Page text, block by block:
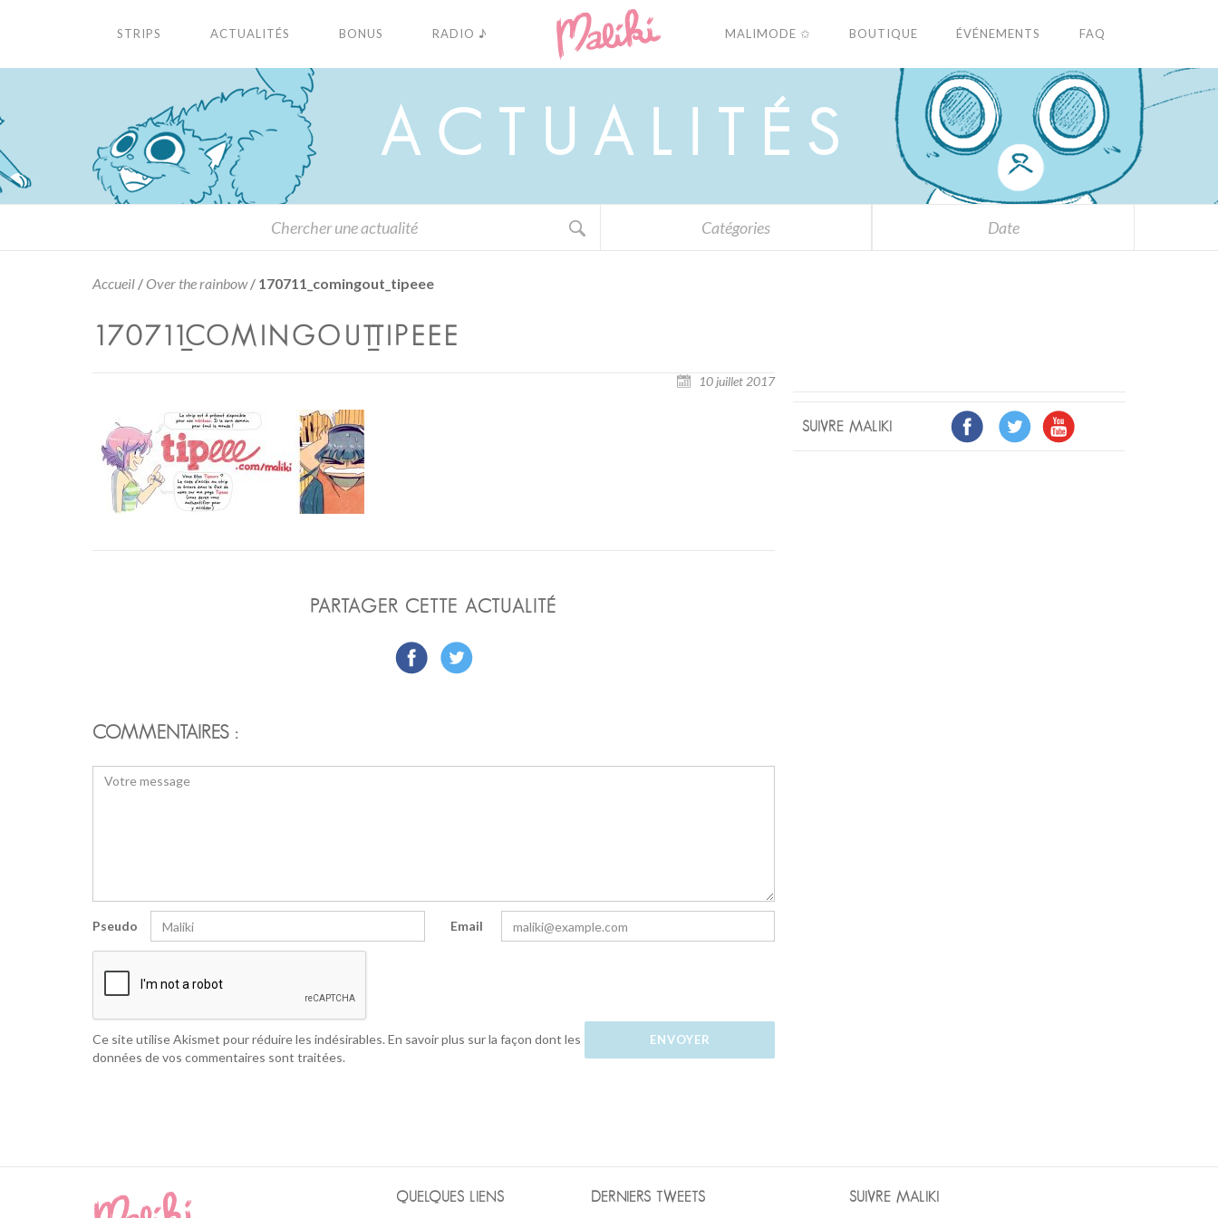
STRIPS ACTUALITÉS BONUS RADIO ♪ MALIMODE ✩ BOUTIQUE ÉVÉNEMENTS FAQ
A C U A L É S
Catégories Date
Accueil / Over the rainbow/ 170711_comingout_tipeee
170711_COMINGOUT_TIPEEE
10 juillet 2017
PARTAGER CETTE ACTUALITÉ
COMMENTAIRES :
Pseudo Email
Ce site utilise Akismet pour réduire les indésirables.En savoir plus sur la façon dont les
données de vos commentaires sont traitées.
SUIVRE MALIKI
QUELQUES LIENS DERNIERS TWEETS SUIVRE MALIKI